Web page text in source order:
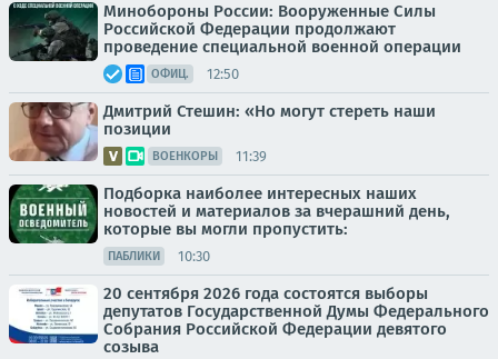
Минобороны России: Вооруженные Силы
Российской Федерации продолжают
проведение специальной военной операции
ОФИЦ. 12:50
Дмитрий Стешин: «Но могут стереть наши
позиции
ВОЕНКОРЫ 11:39
Подборка наиболее интересных наших
новостей и материалов за вчерашний день,
которые вы могли пропустить:
ПАБЛИКИ 10:30
20 сентября 2026 года состоятся выборы
депутатов Государственной Думы Федерального
Собрания Российской Федерации девятого
созыва